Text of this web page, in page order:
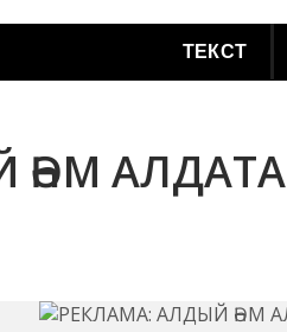
ТЕКСТ
АЛДАТА